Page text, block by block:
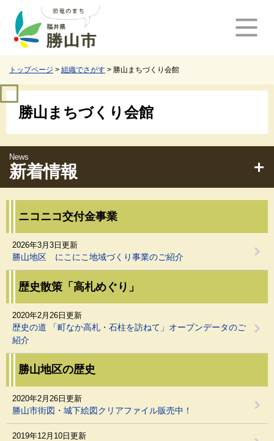
で
ば
文
へ
トップページ > 組織でさがす > 勝山まちづくり会館
勝山まちづくり会館
新着情報
ニコニコ交付金事業
勝山地区 にこにこ地域づくり事業のご紹介
2026年3月3日更新
歴史散策「高札めぐり」
歴史の道 「町なか高札・石柱を訪ねて」オープンデータのご
紹介
2020年2月26日更新
勝山地区の歴史
勝山市街図・城下絵図クリアファイル販売中！
2020年2月26日更新
2019年12月10日更新